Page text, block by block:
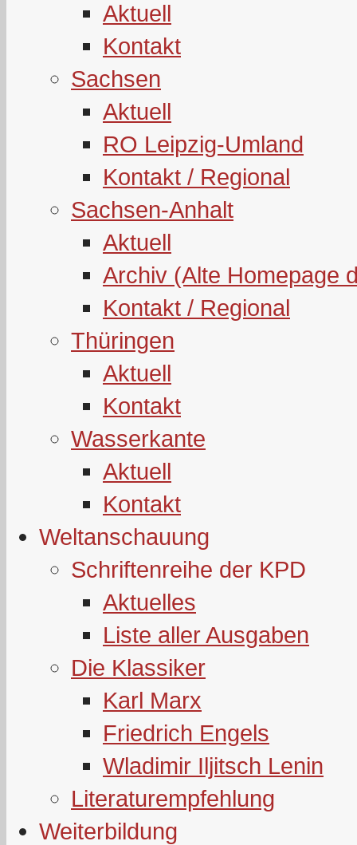
Aktuell
Kontakt
Sachsen
Aktuell
RO Leipzig-Umland
Kontakt / Regional
Sachsen-Anhalt
Aktuell
Archiv (Alte Homepage
Kontakt / Regional
Thüringen
Aktuell
Kontakt
Wasserkante
Aktuell
Kontakt
Weltanschauung
Schriftenreihe der KPD
Aktuelles
Liste aller Ausgaben
Die Klassiker
Karl Marx
Friedrich Engels
Wladimir Iljitsch Lenin
Literaturempfehlung
Weiterbildung